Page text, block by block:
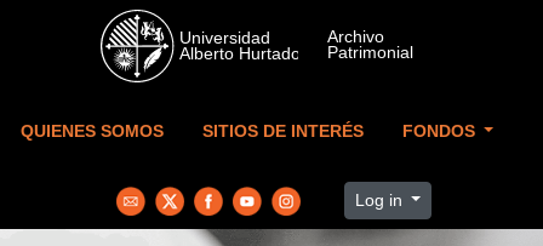
Skip to main content
QUIENES SOMOS SITIOS DE INTERÉS FONDOS
Log in